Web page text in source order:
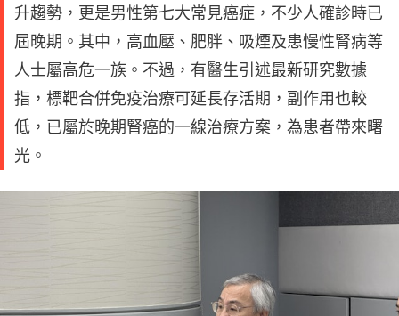
升趨勢，更是男性第七大常見癌症，不少人確診時已
屆晚期。其中，高血壓、肥胖、吸煙及患慢性腎病等
人士屬高危一族。不過，有醫生引述最新研究數據
指，標靶合併免疫治療可延長存活期，副作用也較
低，已屬於晚期腎癌的一線治療方案，為患者帶來曙
光。